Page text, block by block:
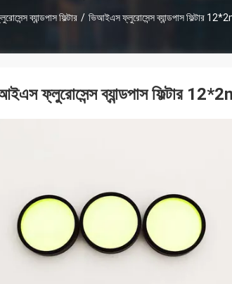
ব্যান্ডপাস ফিল্টার / ভিআইএস ফ্লুরোসেন্স ব্যান্ডপাস ফিল্টার
ফ্লুরোসেন্স ব্যান্ডপাস ফিল্টার